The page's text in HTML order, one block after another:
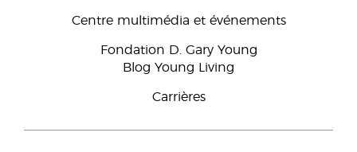
Centre multimédia et événements
Fondation D. Gary Young
Blog Young Living
Carrières